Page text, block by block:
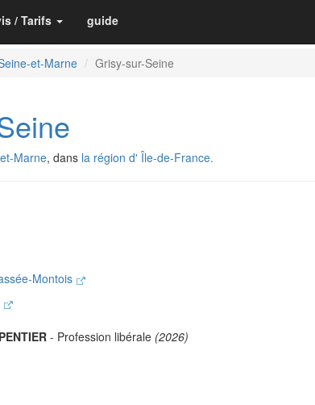
/ Tarifs guide
et-Marne Grisy-sur-Seine
Marne, dans la région d' Île-de-France.
Montois
- Profession libérale (2026)